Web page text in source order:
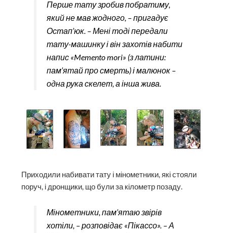
Перше тату зробив побратиму,
який не мав жодного, – пригадує
Остап’юк. – Мені тоді передали
тату-машинку і він захотів набити
напис «Memento mori» (з латини:
пам’ятай про смерть) і малюнок –
одна рука скелет, а інша жива.
Приходили набивати тату і мінометники, які стояли
поруч, і дронщики, що були за кілометр позаду.
Мінометники, пам’ятаю звірів
хотіли, – розповідає «Пікассо». – А